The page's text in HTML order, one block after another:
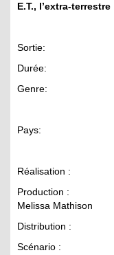
E.T., l’extra-terrestre
Sortie:
Durée: 115
Genre:
Pays:
Réalisation :
Production :
Melissa Mathison
Distribution :
Scénario :